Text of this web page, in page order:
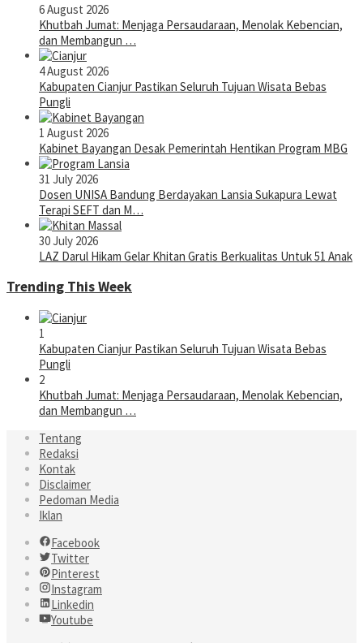
6 August 2026
Khutbah Jumat: Menjaga Persaudaraan, Menolak Kebencian,
dan Membangun …
4 August 2026
Kabupaten Cianjur Pastikan Seluruh Tujuan Wisata Bebas
Pungli
1 August 2026
Kabinet Bayangan Desak Pemerintah Hentikan Program MBG
31 July 2026
Dosen UNISA Bandung Berdayakan Lansia Sukapura Lewat
Terapi SEFT dan M…
30 July 2026
LAZ Darul Hikam Gelar Khitan Gratis Berkualitas Untuk 51 Anak
Trending This Week
1
Kabupaten Cianjur Pastikan Seluruh Tujuan Wisata Bebas
Pungli
2
Khutbah Jumat: Menjaga Persaudaraan, Menolak Kebencian,
dan Membangun …
Tentang
Redaksi
Kontak
Disclaimer
Pedoman Media
Iklan
Facebook
Twitter
Pinterest
Instagram
Linkedin
Youtube